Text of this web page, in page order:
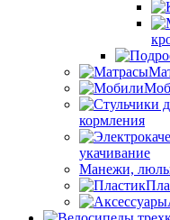
кормления
укачивание
Манежи,